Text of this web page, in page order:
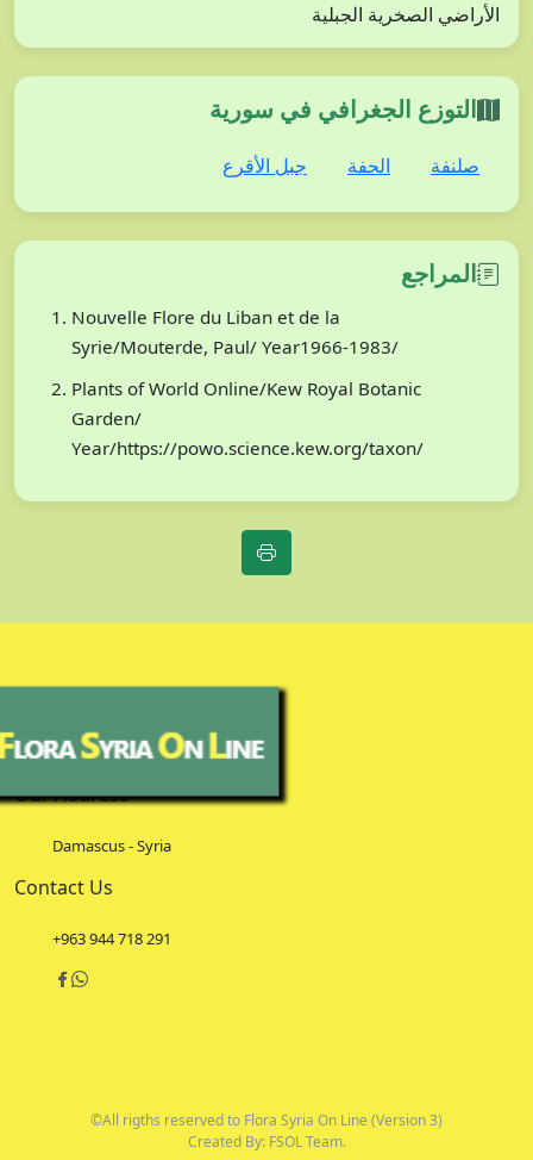
الأراضي الصخرية الجبلية
التوزع الجغرافي في سورية
صلنفة الحفة جبل الأقرع
المراجع
Nouvelle Flore du Liban et de la
Syrie/Mouterde, Paul/ Year1966-1983/
Plants of World Online/Kew Royal Botanic
Garden/
Year/https://powo.science.kew.org/taxon/
Our Address
Damascus - Syria
Contact Us
+963 944 718 291
©All rigths reserved to Flora Syria On Line (Version 3)
Created By: FSOL Team.